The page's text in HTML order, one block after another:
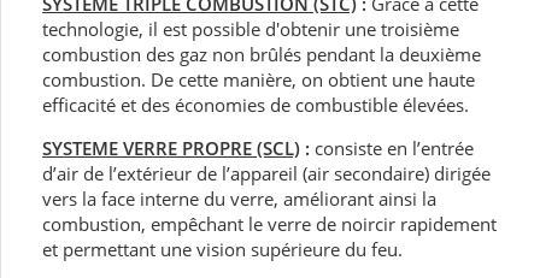
technologie, il est possible d'obtenir une troisième
combustion des gaz non brûlés pendant la deuxième
combustion. De cette manière, on obtient une haute
efficacité et des économies de combustible élevées.
SYSTEME VERRE PROPRE (SCL) : consiste en l’entrée
d’air de l’extérieur de l’appareil (air secondaire) dirigée
vers la face interne du verre, améliorant ainsi la
combustion, empêchant le verre de noircir rapidement
et permettant une vision supérieure du feu.